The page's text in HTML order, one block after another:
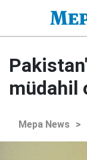
müdahil
Mepa News >